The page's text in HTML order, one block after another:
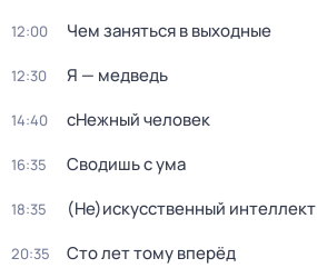
12:00 Чем заняться в выходные
12:30 Я — медведь
14:40 сНежный человек
16:35 Сводишь с ума
18:35 (Не)искусственный интеллект
20:35 Сто лет тому вперёд